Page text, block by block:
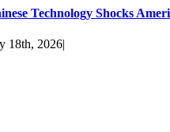
Technology Shocks
18th, 2026|